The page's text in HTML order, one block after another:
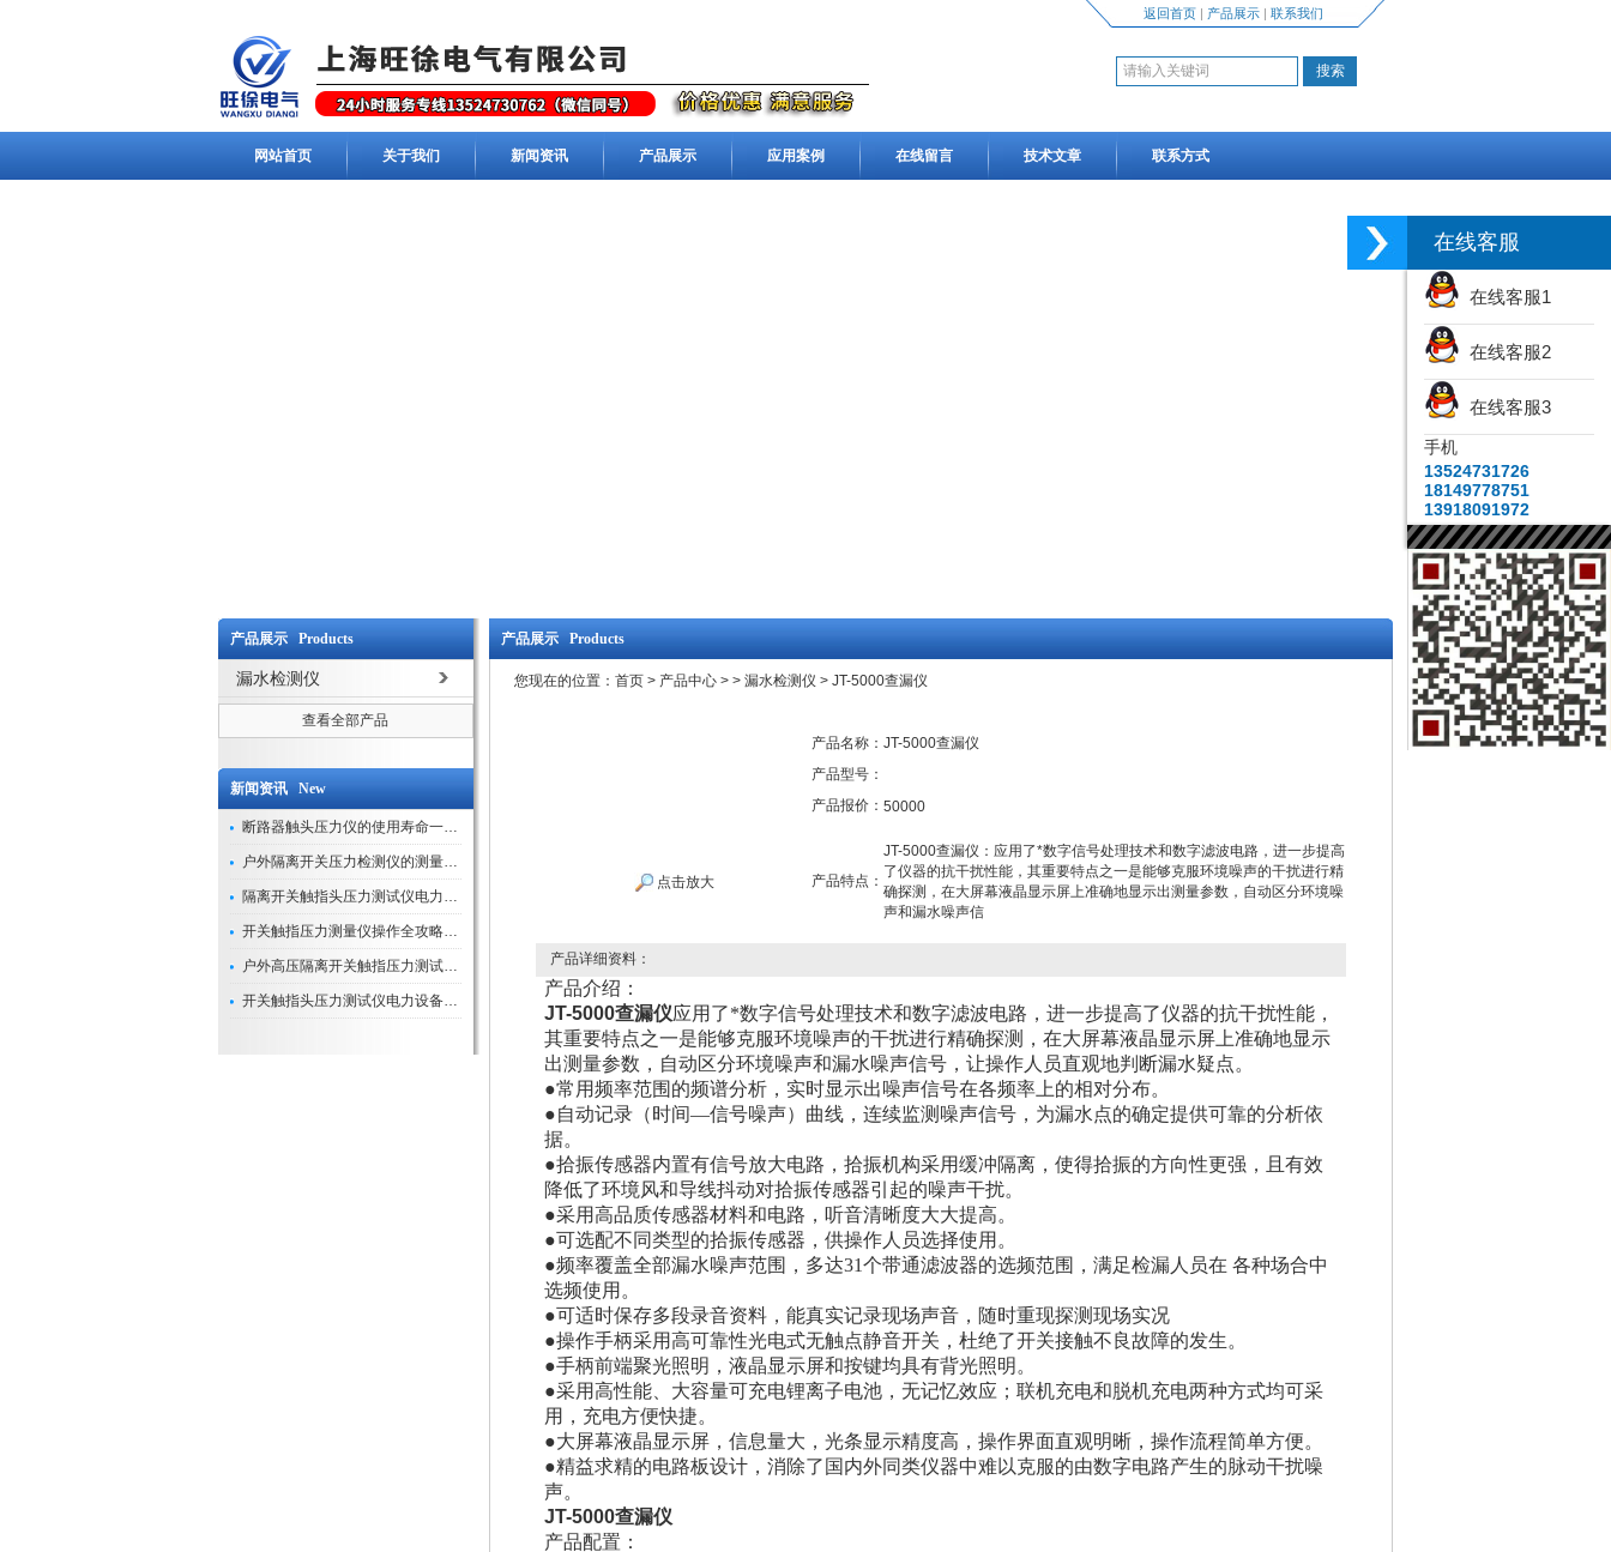
返回首页| 产品展示| 联系我们
网站首页 关于我们 新闻资讯 产品展示 应用案例 在线留言 技术文章 联系方式
产品展示 Products
漏水检测仪
查看全部产品
新闻资讯 New
断路器触头压力仪的使用寿命一般是多久？
户外隔离开关压力检测仪的测量数据如何与GIS系统对接实现智能化运维？
隔离开关触指头压力测试仪电力系统安全运行的“定海神针”
开关触指压力测量仪操作全攻略：从准备到精准测量的实战指南
户外高压隔离开关触指压力测试仪的作用与价值
开关触指头压力测试仪电力设备安全的“隐形守护者”
产品展示 Products
您现在的位置： 首页 > 产品中心 > > 漏水检测仪 > JT-5000查漏仪
点击放大
产品名称： JT-5000查漏仪
产品型号：
产品报价： 50000
产品特点：
JT-5000查漏仪：应用了*数字信号处理技术和数字滤波电路，进一步提高
了仪器的抗干扰性能，其重要特点之一是能够克服环境噪声的干扰进行精
确探测，在大屏幕液晶显示屏上准确地显示出测量参数，自动区分环境噪
声和漏水噪声信
产品详细资料：
产品介绍：
JT-5000查漏仪应用了*数字信号处理技术和数字滤波电路，进一步提高了仪器的抗干扰性能，
其重要特点之一是能够克服环境噪声的干扰进行精确探测，在大屏幕液晶显示屏上准确地显示
出测量参数，自动区分环境噪声和漏水噪声信号，让操作人员直观地判断漏水疑点。
●常用频率范围的频谱分析，实时显示出噪声信号在各频率上的相对分布。
●自动记录（时间—信号噪声）曲线，连续监测噪声信号，为漏水点的确定提供可靠的分析依
据。
●拾振传感器内置有信号放大电路，拾振机构采用缓冲隔离，使得拾振的方向性更强，且有效
降低了环境风和导线抖动对拾振传感器引起的噪声干扰。
●采用高品质传感器材料和电路，听音清晰度大大提高。
●可选配不同类型的拾振传感器，供操作人员选择使用。
●频率覆盖全部漏水噪声范围，多达31个带通滤波器的选频范围，满足检漏人员在 各种场合中
选频使用。
●可适时保存多段录音资料，能真实记录现场声音，随时重现探测现场实况
●操作手柄采用高可靠性光电式无触点静音开关，杜绝了开关接触不良故障的发生。
●手柄前端聚光照明，液晶显示屏和按键均具有背光照明。
●采用高性能、大容量可充电锂离子电池，无记忆效应；联机充电和脱机充电两种方式均可采
用，充电方便快捷。
●大屏幕液晶显示屏，信息量大，光条显示精度高，操作界面直观明晰，操作流程简单方便。
●精益求精的电路板设计，消除了国内外同类仪器中难以克服的由数字电路产生的脉动干扰噪
声。
JT-5000查漏仪
产品配置：
在线客服
在线客服1
在线客服2
在线客服3
手机
13524731726
18149778751
13918091972